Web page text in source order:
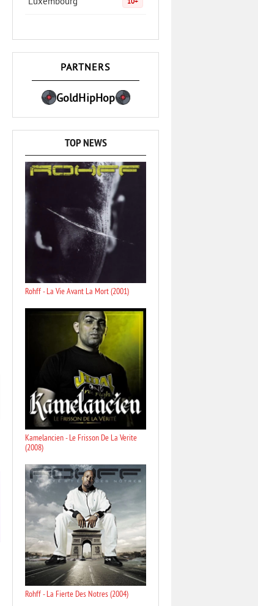
10+
PARTNERS
GoldHipHop
TOP NEWS
Rohff - La Vie Avant La Mort (2001)
Kamelancien - Le Frisson De La Verite
(2008)
Rohff - La Fierte Des Notres (2004)